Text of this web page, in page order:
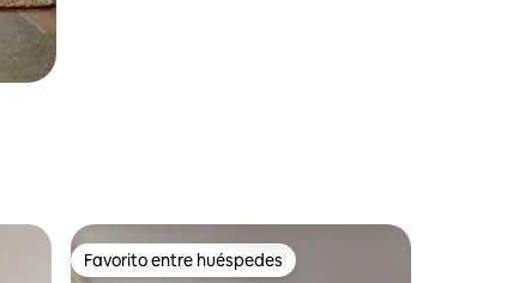
Favorito entre huéspedes
Favorito entre huéspedes